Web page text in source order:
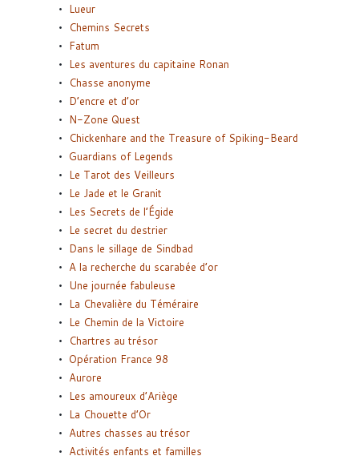
Lueur
Chemins Secrets
Fatum
Les aventures du capitaine Ronan
Chasse anonyme
D’encre et d’or
N-Zone Quest
Chickenhare and the Treasure of Spiking-Beard
Guardians of Legends
Le Tarot des Veilleurs
Le Jade et le Granit
Les Secrets de l’Égide
Le secret du destrier
Dans le sillage de Sindbad
A la recherche du scarabée d’or
Une journée fabuleuse
La Chevalière du Téméraire
Le Chemin de la Victoire
Chartres au trésor
Opération France 98
Aurore
Les amoureux d’Ariège
La Chouette d’Or
Autres chasses au trésor
Activités enfants et familles